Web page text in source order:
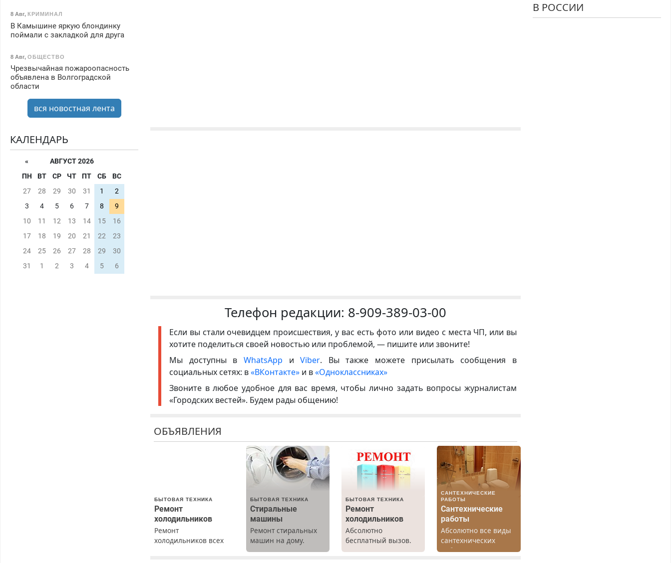
Телефон редакции: 8-909-389-03-00
Если вы стали очевидцем происшествия, у вас есть фото или видео с места ЧП, или вы
хотите поделиться своей новостью или проблемой, — пишите или звоните!
Мы доступны в WhatsApp иViber. Вы также можете присылать сообщения в
социальных сетях: в«ВКонтакте» и в«Одноклассниках»
Звоните в любое удобное для вас время, чтобы лично задать вопросы журналистам
«Городских вестей». Будем рады общению!
ОБЪЯВЛЕНИЯ
БЫТОВАЯ ТЕХНИКА
Ремонт
холодильников
Ремонт
холодильников всех
БЫТОВАЯ ТЕХНИКА
Стиральные
машины
Ремонт стиральных
машин на дому.
Выезд и диагностика
БЫТОВАЯ ТЕХНИКА
Ремонт
холодильников
Абсолютно
бесплатный вызов.
Ремонт
САНТЕХНИЧЕСКИЕ
РАБОТЫ
Сантехнические
работы
Абсолютно все виды
сантехнических
работ. Быстро.
8 Авг, КРИМИНАЛ
В Камышине яркую блондинку
поймали с закладкой для друга
8 Авг, ОБЩЕСТВО
Чрезвычайная пожароопасность
объявлена в Волгоградской
области
вся новостная лента
КАЛЕНДАРЬ
«
АВГУСТ 2026
ПН
ВТ СР ЧТ ПТ СБ
ВС
27
28 29 30 31 1
2
3
4 5 6 7 8
9
10
11 12 13 14 15
16
17
18 19 20 21 22
23
24
25 26 27 28 29
30
31
1 2 3 4 5 6
В РОССИИ